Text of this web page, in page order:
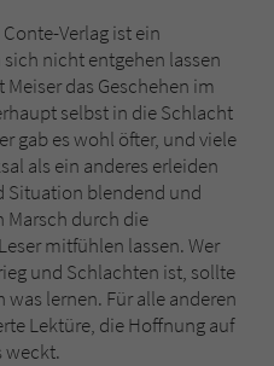
Verlag ist ein
nicht entgehen lassen
das Geschehen im
selbst in die Schlacht
gab es wohl öfter, und viele
als ein anderes erleiden
Situation blendend und
Marsch durch die
mitfühlen lassen. Wer
und Schlachten ist, sollte
lernen. Für alle anderen
Lektüre, die Hoffnung auf
weckt.